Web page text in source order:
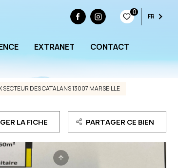
0
FR
EXTRANET CONTACT
DES CATALANS 13007 MARSEILLE
LA FICHE PARTAGER CE BIEN